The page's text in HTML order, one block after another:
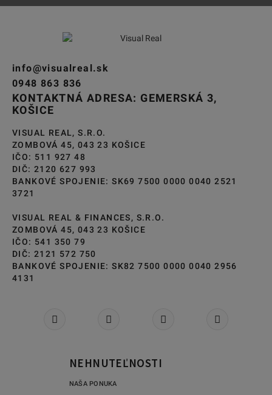
info@visualreal.sk
0948 863 836
KONTAKTNÁ ADRESA: GEMERSKÁ 3,
KOŠICE
VISUAL REAL, S.R.O.
ZOMBOVÁ 45, 043 23 KOŠICE
IČO: 511 927 48
DIČ: 2120 627 993
BANKOVÉ SPOJENIE: SK69 7500 0000 0040 2521
3721
VISUAL REAL & FINANCES, S.R.O.
ZOMBOVÁ 45, 043 23 KOŠICE
IČO: 541 350 79
DIČ: 2121 572 750
BANKOVÉ SPOJENIE: SK82 7500 0000 0040 2956
4131
NEHNUTEĽNOSTI
NAŠA PONUKA